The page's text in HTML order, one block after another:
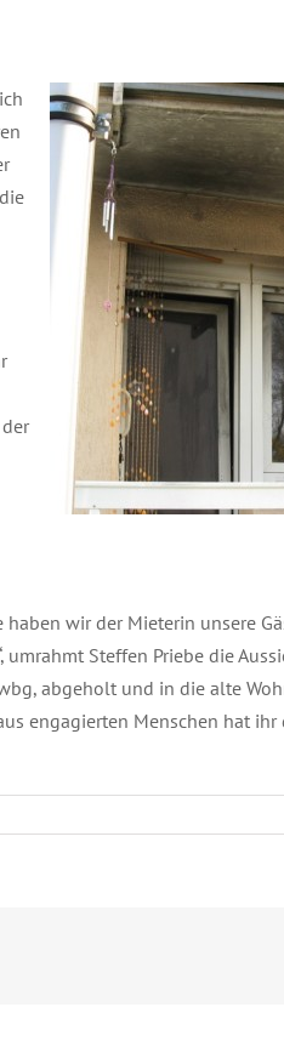
wir der Mieterin unsere
Steffen Priebe die
abgeholt und in die alte
engagierten Menschen hat